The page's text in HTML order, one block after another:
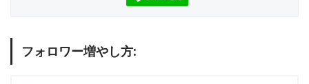
フォロワー増やし方: